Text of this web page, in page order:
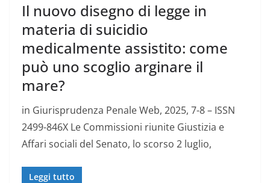
Il nuovo disegno di legge in
materia di suicidio
medicalmente assistito: come
può uno scoglio arginare il
mare?
in Giurisprudenza Penale Web, 2025, 7-8 – ISSN
2499-846X Le Commissioni riunite Giustizia e
Affari sociali del Senato, lo scorso 2 luglio,
Leggi tutto